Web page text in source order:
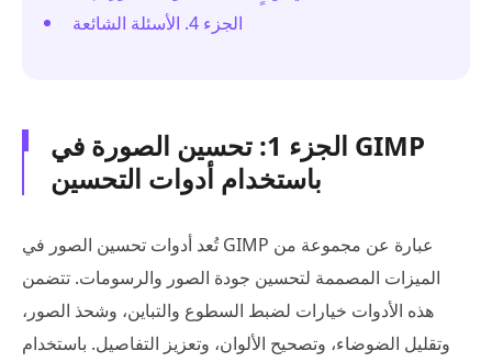
الجزء 4. الأسئلة الشائعة
الجزء 1: تحسين الصورة في GIMP
باستخدام أدوات التحسين
تُعد أدوات تحسين الصور في GIMP عبارة عن مجموعة من
الميزات المصممة لتحسين جودة الصور والرسومات. تتضمن
هذه الأدوات خيارات لضبط السطوع والتباين، وشحذ الصور،
وتقليل الضوضاء، وتصحيح الألوان، وتعزيز التفاصيل. باستخدام